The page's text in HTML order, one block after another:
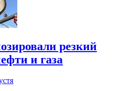
резкий
и газа